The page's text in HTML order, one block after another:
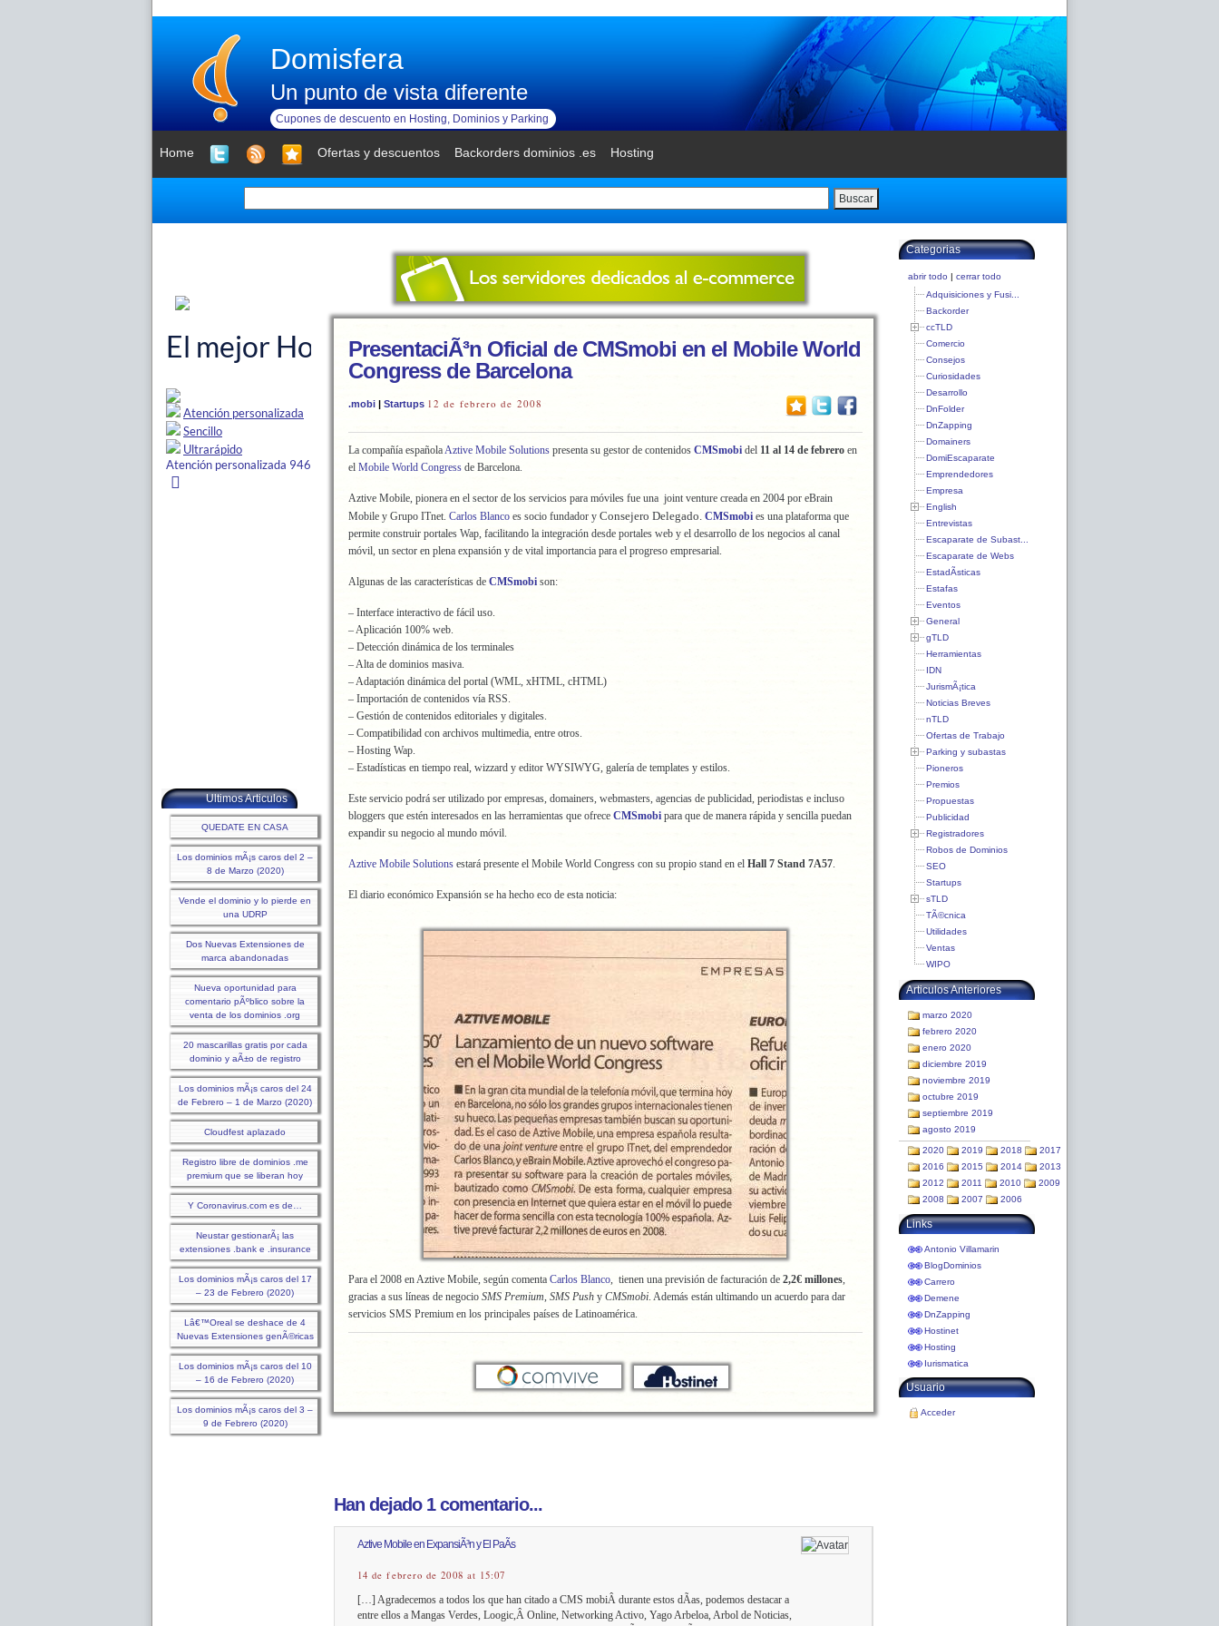
Domisfera
Un punto de vista diferente
Cupones de descuento en Hosting, Dominios y Parking
Home Ofertas y descuentos Backorders dominios .es Hosting
Buscar
Ultimos Articulos
QUEDATE EN CASA
Los dominios mÃ¡s caros del 2 –
8 de Marzo (2020)
Vende el dominio y lo pierde en
una UDRP
Dos Nuevas Extensiones de
marca abandonadas
Nueva oportunidad para
comentario pÃºblico sobre la
venta de los dominios .org
20 mascarillas gratis por cada
dominio y aÃ±o de registro
Los dominios mÃ¡s caros del 24
de Febrero – 1 de Marzo (2020)
Cloudfest aplazado
Registro libre de dominios .me
premium que se liberan hoy
Y Coronavirus.com es de…
Neustar gestionarÃ¡ las
extensiones .bank e .insurance
Los dominios mÃ¡s caros del 17
– 23 de Febrero (2020)
Lâ€™Oreal se deshace de 4
Nuevas Extensiones genÃ©ricas
Los dominios mÃ¡s caros del 10
– 16 de Febrero (2020)
Los dominios mÃ¡s caros del 3 –
9 de Febrero (2020)
PresentaciÃ³n Oficial de CMSmobi en el Mobile World
Congress de Barcelona
.mobi | Startups 12 de febrero de 2008
La compañía españolaAztive Mobile Solutions presenta su gestor de contenidos CMSmobi del 11 al 14 de febrero en
el Mobile World Congress de Barcelona.
Aztive Mobile, pionera en el sector de los servicios para móviles fue una joint venture creada en 2004 por eBrain
Mobile y Grupo ITnet. Carlos Blanco es socio fundador y Consejero Delegado. CMSmobi es una plataforma que
permite construir portales Wap, facilitando la integración desde portales web y el desarrollo de los negocios al canal
móvil, un sector en plena expansión y de vital importancia para el progreso empresarial.
Algunas de las características de CMSmobi son:
– Interface interactivo de fácil uso.
– Aplicación 100% web.
– Detección dinámica de los terminales
– Alta de dominios masiva.
– Adaptación dinámica del portal (WML, xHTML, cHTML)
– Importación de contenidos vía RSS.
– Gestión de contenidos editoriales y digitales.
– Compatibilidad con archivos multimedia, entre otros.
– Hosting Wap.
– Estadísticas en tiempo real, wizzard y editor WYSIWYG, galería de templates y estilos.
Este servicio podrá ser utilizado por empresas, domainers, webmasters, agencias de publicidad, periodistas e incluso
bloggers que estén interesados en las herramientas que ofrece CMSmobi para que de manera rápida y sencilla puedan
expandir su negocio al mundo móvil.
Aztive Mobile Solutions estará presente el Mobile World Congress con su propio stand en el Hall 7 Stand 7A57.
El diario económico Expansión se ha hecho eco de esta noticia:
Para el 2008 en Aztive Mobile, según comenta Carlos Blanco, tienen una previsión de facturación de 2,2€ millones,
gracias a sus líneas de negocio SMS Premium, SMS Push y CMSmobi. Además están ultimando un acuerdo para dar
servicios SMS Premium en los principales países de Latinoamérica.
Han dejado 1 comentario...
Aztive Mobile en ExpansiÃ³n y El PaÃ­s
14 de febrero de 2008 at 15:07
[…] Agradecemos a todos los que han citado a CMS mobiÂ durante estos dÃ­as, podemos destacar a
entre ellos a Mangas Verdes, Loogic,Â Online, Networking Activo, Yago Arbeloa, Arbol de Noticias,
Categorias
abrir todo | cerrar todo
Adquisiciones y Fusi...
Backorder
ccTLD
Comercio
Consejos
Curiosidades
Desarrollo
DnFolder
DnZapping
Domainers
DomiEscaparate
Emprendedores
Empresa
English
Entrevistas
Escaparate de Subast...
Escaparate de Webs
EstadÃ­sticas
Estafas
Eventos
General
gTLD
Herramientas
IDN
JurismÃ¡tica
Noticias Breves
nTLD
Ofertas de Trabajo
Parking y subastas
Pioneros
Premios
Propuestas
Publicidad
Registradores
Robos de Dominios
SEO
Startups
sTLD
TÃ©cnica
Utilidades
Ventas
WIPO
Articulos Anteriores
marzo 2020
febrero 2020
enero 2020
diciembre 2019
noviembre 2019
octubre 2019
septiembre 2019
agosto 2019
2020 2019 2018
2017
2016
2015 2014
2013
2012
2011 2010
2009
2008
2007 2006
Links
Antonio Villamarin
BlogDominios
Carrero
Demene
DnZapping
Hostinet
Hosting
Iurismatica
Usuario
Acceder